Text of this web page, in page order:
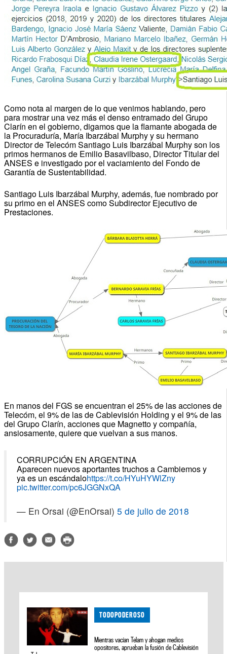
Como nota al margen de lo que venimos hablando, pero
para mostrar una vez más el denso entramado del Grupo
Clarín en el gobierno, digamos que la flamante abogada de
la Procuraduría, María Ibarzábal Murphy y su hermano
Director de Telecóm Santiago Luis Ibarzábal Murphy son los
primos hermanos de Emilio Basavilbaso, Director Titular del
ANSES e investigado por el vaciamiento del Fondo de
Garantía de Sustentabilidad.
Santiago Luis Ibarzábal Murphy, además, fue nombrado por
su primo en el ANSES como Subdirector Ejecutivo de
Prestaciones.
En manos del FGS se encuentran el 25% de las acciones de
Telecóm, el 9% de las de Cablevisión Holding y el 9% de las
del Grupo Clarín, acciones que Magnetto y compañía,
ansiosamente, quiere que vuelvan a sus manos.
CORRUPCIÓN EN ARGENTINA
Aparecen nuevos aportantes truchos a Cambiemos y
ya es un escándalohttps://t.co/HYuHYWlZny
pic.twitter.com/pc6JGGNxQA
— En Orsai (@EnOrsai) 5 de julio de 2018
TODOPODEROSO
Mientras vacían Telam y ahogan medios
opositores, aprueban la fusión de Cablevisión